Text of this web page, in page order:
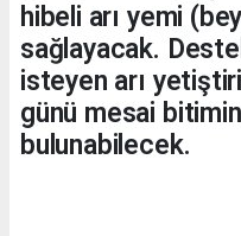
hibeli arı yemi
sağlayacak.
isteyen arı
günü mesai
bulunabilecek.